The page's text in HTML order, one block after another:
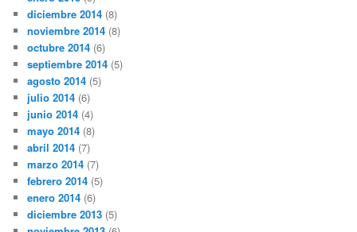
diciembre 2014 (8)
noviembre 2014 (8)
octubre 2014 (6)
septiembre 2014 (5)
agosto 2014 (5)
julio 2014 (6)
junio 2014 (4)
mayo 2014 (8)
abril 2014 (7)
marzo 2014 (7)
febrero 2014 (5)
enero 2014 (6)
diciembre 2013 (5)